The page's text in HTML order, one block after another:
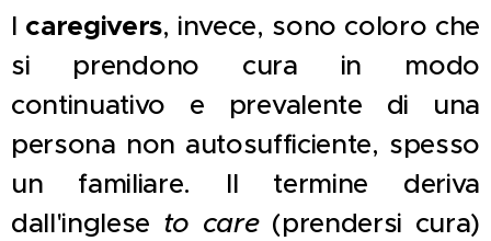
I caregivers, invece, sono coloro che
si prendono cura in modo
continuativo e prevalente di una
persona non autosufficiente, spesso
un familiare. Il termine deriva
dall'inglese to care(prendersi cura)